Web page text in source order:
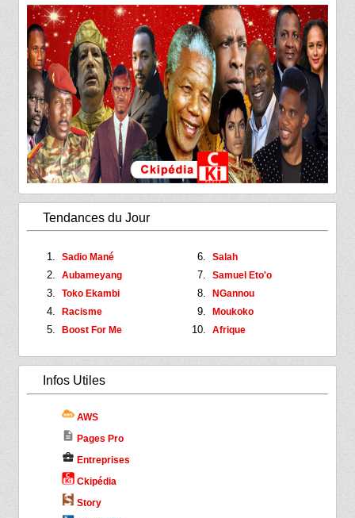
Tendances du Jour
Sadio Mané
Aubameyang
Toko Ekambi
Racisme
Boost For Me
Salah
Samuel Eto'o
NGannou
Moukoko
Afrique
Infos Utiles
AWS
description Pages Pro
business_center Entreprises
Ckipédia
Story